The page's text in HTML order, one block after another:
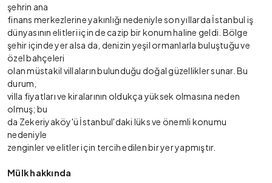
şehrin ana
finans merkezlerine yakınlığı nedeniyle son yıllarda İstanbul iş
dünyasının elitleri için de cazip bir konum haline geldi. Bölge
şehir içinde yer alsa da, denizin yeşil ormanlarla buluştuğu ve
özel bahçeleri
olan müstakil villaların bulunduğu doğal güzellikler sunar. Bu
durum,
villa fiyatları ve kiralarının oldukça yüksek olmasına neden
olmuş; bu
da Zekeriyaköy'ü İstanbul'daki lüks ve önemli konumu
nedeniyle
zenginler ve elitler için tercih edilen bir yer yapmıştır.
Mülk hakkında